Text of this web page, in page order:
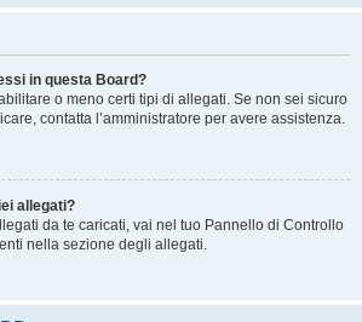
in questa Board?
o meno certi tipi di allegati. Se non sei sicuro
contatta l’amministratore per avere assistenza.
allegati?
da te caricati, vai nel tuo Pannello di Controllo
nella sezione degli allegati.